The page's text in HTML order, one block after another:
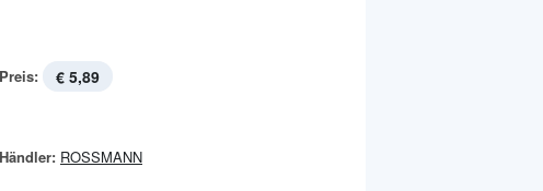
Preis: € 5,89
Händler: ROSSMANN